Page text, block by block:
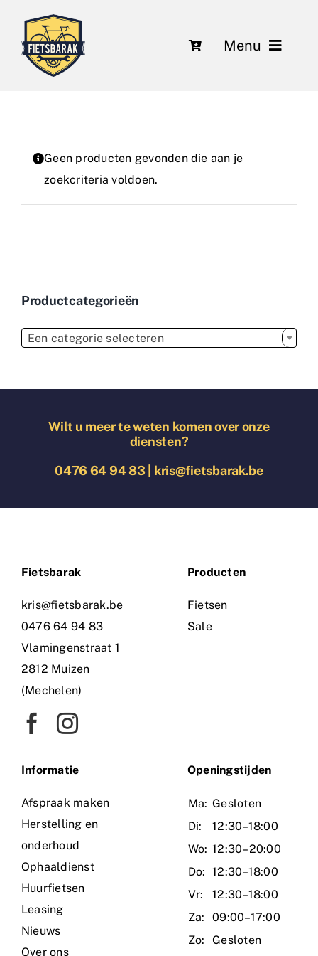
inhoud
Menu
Over ons
Leasing
Geen producten gevonden die aan je
zoekcriteria voldoen.
Productcategorieën
Een categorie selecteren
Wilt u meer te weten komen over onze
diensten?
0476 64 94 83| kris@fietsbarak.be
Fietsbarak
kris@fietsbarak.be
0476 64 94 83
Vlamingenstraat 1
2812 Muizen
(Mechelen)
Producten
Fietsen
Sale
Informatie
Afspraak maken
Herstelling en
onderhoud
Ophaaldienst
Huurfietsen
Leasing
Nieuws
Over ons
Openingstijden
Ma: Gesloten
Di:
12:30–18:00
Wo: 12:30–20:00
Do: 12:30–18:00
Vr:
12:30–18:00
Za:
09:00–17:00
Zo:
Gesloten